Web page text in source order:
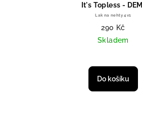
It's Topless - DEMI
Lak na nehty 4v1
290 Kč
Skladem
Do košíku